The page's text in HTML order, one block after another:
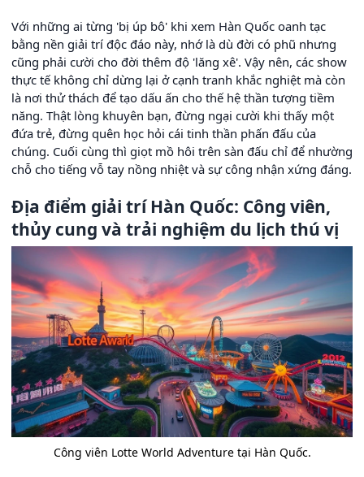
Với những ai từng 'bị úp bô' khi xem Hàn Quốc oanh tạc
bằng nền giải trí độc đáo này, nhớ là dù đời có phũ nhưng
cũng phải cười cho đời thêm độ 'lăng xê'. Vậy nên, các show
thực tế không chỉ dừng lại ở cạnh tranh khắc nghiệt mà còn
là nơi thử thách để tạo dấu ấn cho thế hệ thần tượng tiềm
năng. Thật lòng khuyên bạn, đừng ngại cười khi thấy một
đứa trẻ, đừng quên học hỏi cái tinh thần phấn đấu của
chúng. Cuối cùng thì giọt mồ hôi trên sàn đấu chỉ để nhường
chỗ cho tiếng vỗ tay nồng nhiệt và sự công nhận xứng đáng.
Địa điểm giải trí Hàn Quốc: Công viên,
thủy cung và trải nghiệm du lịch thú vị
Công viên Lotte World Adventure tại Hàn Quốc.